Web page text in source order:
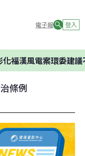
電子報 登入
案環委建議不應開發
條例